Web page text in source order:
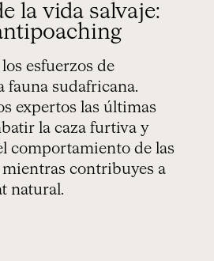
la vida salvaje:
esfuerzos de
fauna sudafricana.
expertos las últimas
la caza furtiva y
comportamiento de las
mientras contribuyes a
natural.